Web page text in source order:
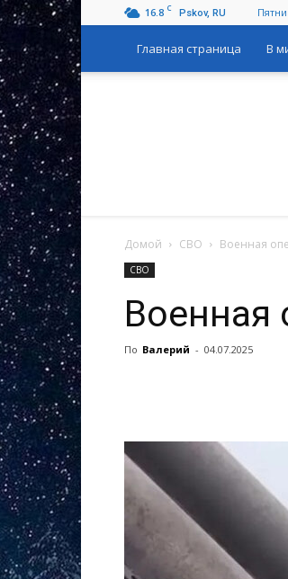
16.8 C Pskov, RU
Главная страница В
Домой СВО Военная
СВО
Военная
По Валерий - 04.07.2025